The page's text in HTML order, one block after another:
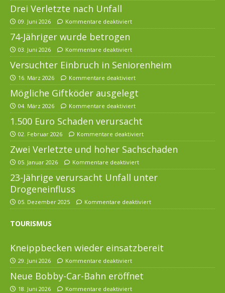
Drei Verletzte nach Unfall
09. Juni 2026 Kommentare deaktiviert
74-Jähriger wurde betrogen
03. Juni 2026 Kommentare deaktiviert
Versuchter Einbruch in Seniorenheim
16. März 2026 Kommentare deaktiviert
Mögliche Giftköder ausgelegt
04. März 2026 Kommentare deaktiviert
1.500 Euro Schaden verursacht
02. Februar 2026 Kommentare deaktiviert
Zwei Verletzte und hoher Sachschaden
05. Januar 2026 Kommentare deaktiviert
23-Jährige verursacht Unfall unter
Drogeneinfluss
05. Dezember 2025 Kommentare deaktiviert
TOURISMUS
Kneippbecken wieder einsatzbereit
29. Juni 2026 Kommentare deaktiviert
Neue Bobby-Car-Bahn eröffnet
18. Juni 2026 Kommentare deaktiviert